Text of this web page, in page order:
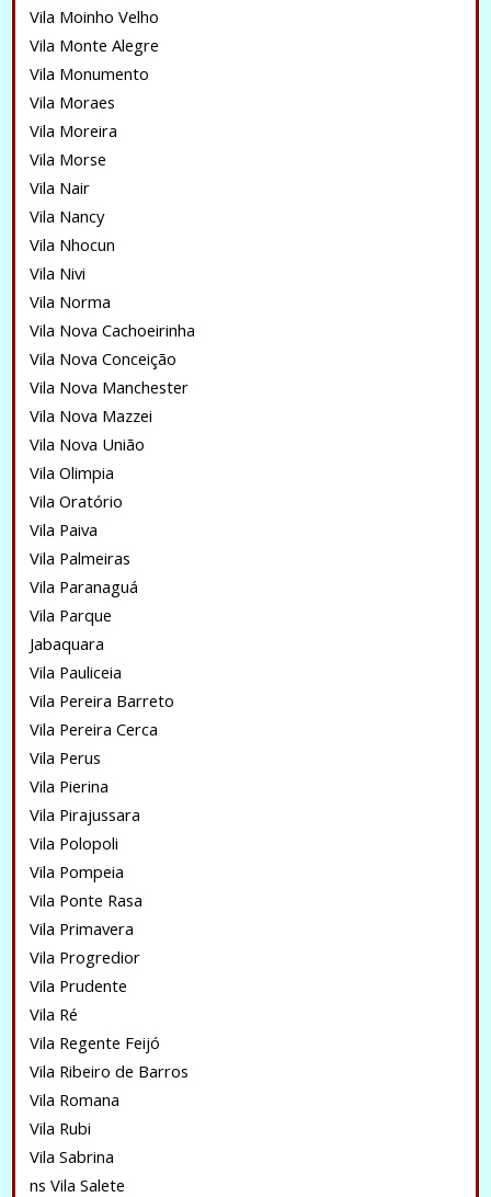
Vila Moinho Velho
Vila Monte Alegre
Vila Monumento
Vila Moraes
Vila Moreira
Vila Morse
Vila Nair
Vila Nancy
Vila Nhocun
Vila Nivi
Vila Norma
Vila Nova Cachoeirinha
Vila Nova Conceição
Vila Nova Manchester
Vila Nova Mazzei
Vila Nova União
Vila Olimpia
Vila Oratório
Vila Paiva
Vila Palmeiras
Vila Paranaguá
Vila Parque
Jabaquara
Vila Pauliceia
Vila Pereira Barreto
Vila Pereira Cerca
Vila Perus
Vila Pierina
Vila Pirajussara
Vila Polopoli
Vila Pompeia
Vila Ponte Rasa
Vila Primavera
Vila Progredior
Vila Prudente
Vila Ré
Vila Regente Feijó
Vila Ribeiro de Barros
Vila Romana
Vila Rubi
Vila Sabrina
ns Vila Salete